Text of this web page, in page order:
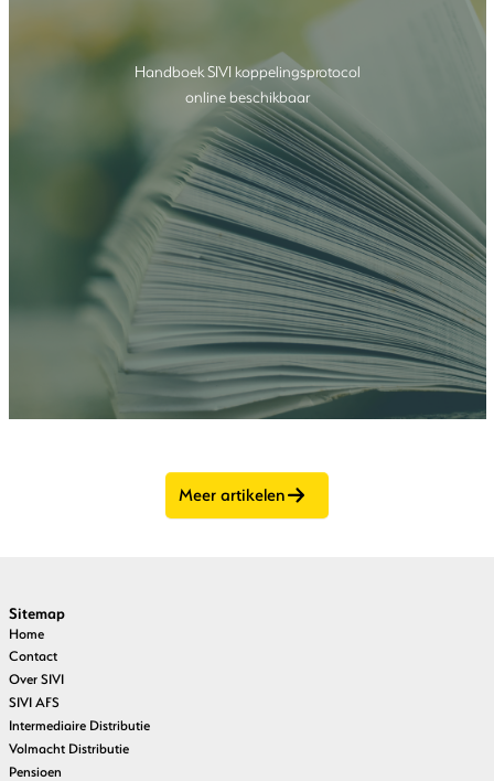
Handboek SIVI koppelingsprotocol
online beschikbaar
Meer artikelen
Sitemap
Home
Contact
Over SIVI
SIVI AFS
Intermediaire Distributie
Volmacht Distributie
Pensioen